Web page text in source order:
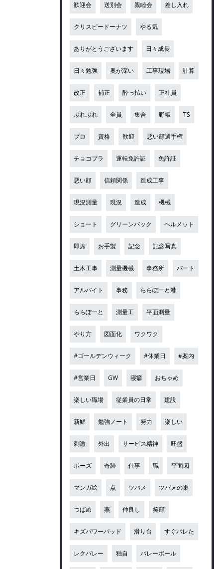
歓迎会 送別会 親睦会 差し入れ
クリスピードーナツ やる気
ありがとうございます 日々成長
日々勉強 奥が深い 工事現場 計算
改正 補正 酔っ払い 正社員
ぶれぶれ 全員 集合 野帳 TS
プロ 資格 歓迎 悪い顔選手権
チョコプラ 運転免許証 免許証
悪い顔 信頼関係 造成工事
現況測量 現況 造成 機械
ショート グリーンバック ヘルメット
即席 お手製 記念 記念写真
土木工事 測量機械 事務所 パート
アルバイト 事務 ららぽーと港
ららぽーと 測量工 平面測量
やり方 図面化 ワクワク
#ゴールデンウィーク #休業日 #案内
#営業日 GW 寝癖 おちゃめ
楽しい職場 従業員の日常 建設
新鮮 勉強ノート 努力 楽しい
刺激 外出 サービス精神 旺盛
ポーズ 奇跡 仕事 職 平面図
マンガ絵 点 ツバメ ツバメの巣
つばめ 燕 仲良し 笑顔
キズパワーパッド 滑り台 すぐバレた
レクバレー 独自 バレーボール